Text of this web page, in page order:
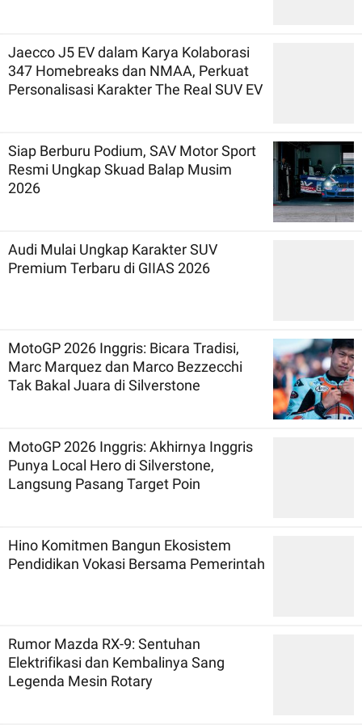
Jaecco J5 EV dalam Karya Kolaborasi
347 Homebreaks dan NMAA, Perkuat
Personalisasi Karakter The Real SUV EV
Siap Berburu Podium, SAV Motor Sport
Resmi Ungkap Skuad Balap Musim
2026
Audi Mulai Ungkap Karakter SUV
Premium Terbaru di GIIAS 2026
MotoGP 2026 Inggris: Bicara Tradisi,
Marc Marquez dan Marco Bezzecchi
Tak Bakal Juara di Silverstone
MotoGP 2026 Inggris: Akhirnya Inggris
Punya Local Hero di Silverstone,
Langsung Pasang Target Poin
Hino Komitmen Bangun Ekosistem
Pendidikan Vokasi Bersama Pemerintah
Rumor Mazda RX-9: Sentuhan
Elektrifikasi dan Kembalinya Sang
Legenda Mesin Rotary